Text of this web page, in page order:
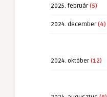
2025. február(5)
2024. december(4)
2024. október(12)